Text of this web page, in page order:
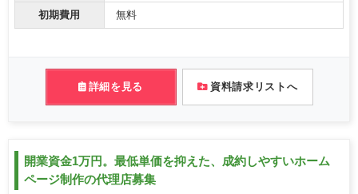
初期費用 無料
詳細を見る 資料請求リストへ
開業資金1万円。最低単価を抑えた、成約しやすいホーム
ページ制作の代理店募集